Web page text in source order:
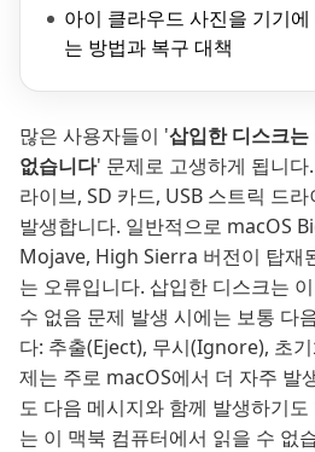
아이 클라우드 사진을 기기
는 방법과 복구 대책
많은 사용자들이 '삽입한 디스크
없습니다' 문제로 고생하게 됩니
라이브, SD 카드, USB 스트릭 드
발생합니다. 일반적으로 macOS
Mojave, High Sierra 버전이 탑재
는 오류입니다. 삽입한 디스크는
수 없음 문제 발생 시에는 보통 다
다: 추출(Eject), 무시(Ignore), 초
제는 주로 macOS에서 더 자주 발
도 다음 메시지와 함께 발생하기
는 이 맥북 컴퓨터에서 읽을 수 없